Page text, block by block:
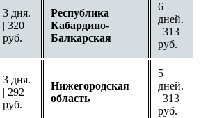
3 дня.
| 320
руб.
Республика
Кабардино-
Балкарская
6
дней.
| 313
руб.
3 дня.
| 292
руб.
Нижегородская
область
5
дней.
| 313
руб.